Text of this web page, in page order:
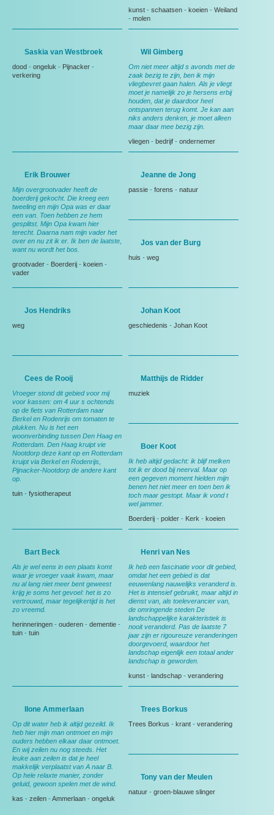
kunst - schaatsen - koeien - Weiland
- molen
Saskia van Westbroek
dood - ongeluk - Pijnacker -
verkering
Wil Gimberg
Om niet meer altijd s avonds met de
zaak bezig te zijn, ben ik mijn
vliegbevret gaan halen. Als je vliegt
moet je namelijk zo je hersens erbij
houden, dat je daardoor heel
ontspannen terug komt. Je kan aan
niks anders denken, je moet alleen
maar daar mee bezig zijn.
vliegen - bedrijf - ondernemer
Erik Brouwer
Mijn overgrootvader heeft de
boerderij gekocht. Die kreeg een
tweeling en mijn Opa was er daar
een van. Toen hebben ze hem
gesplitst. Mijn Opa kwam hier
terecht. Daarna nam mijn vader het
over en nu zit ik er. Ik ben de laatste,
want nu wordt het bos.
grootvader - Boerderij - koeien -
vader
Jeanne de Jong
passie - forens - natuur
Jos van der Burg
huis - weg
Jos Hendriks
weg
Johan Koot
geschiedenis - Johan Koot
Cees de Rooij
Vroeger stond dit gebied voor mij
voor kassen: om 4 uur s ochtends
op de fiets van Rotterdam naar
Berkel en Rodenrijs om tomaten te
plukken. Nu is het een
woonverbinding tussen Den Haag en
Rotterdam. Den Haag kruipt vie
Nootdorp deze kant op en Rotterdam
kruipt via Berkel en Rodenrijs,
Pijnacker-Nootdorp de andere kant
op.
tuin - fysiotherapeut
Matthijs de Ridder
muziek
Boer Koot
Ik heb altijd gedacht: ik blijf melken
tot ik er dood bij neerval. Maar op
een gegeven moment hielden mijn
benen het niet meer en toen ben ik
toch maar gestopt. Maar ik vond t
wel jammer.
Boerderij - polder - Kerk - koeien
Bart Beck
Als je wel eens in een plaats komt
waar je vroeger vaak kwam, maar
nu al lang niet meer bent geweest
krijg je soms het gevoel: het is zo
vertrouwd, maar tegelijkertijd is het
zo vreemd.
herinneringen - ouderen - dementie -
tuin - tuin
Henri van Nes
Ik heb een fascinatie voor dit gebied,
omdat het een gebied is dat
eeuwenlang nauwelijks veranderd is.
Het is intensief gebruikt, maar altijd in
dienst van, als toeleverancier van,
de omringende steden De
landschappelijke karakteristiek is
nooit veranderd. Pas de laatste 7
jaar zijn er rigoureuze veranderingen
doorgevoerd, waardoor het
landschap eigenlijk een totaal ander
landschap is geworden.
kunst - landschap - verandering
Ilone Ammerlaan
Op dit water heb ik altijd gezeild. Ik
heb hier mijn man ontmoet en mijn
ouders hebben elkaar daar ontmoet.
En wij zeilen nu nog steeds. Het
leuke aan zeilen is dat je heel
makkelijk verplaatst van A naar B.
Op hele relaxte manier, zonder
geluid, gewoon spelen met de wind.
kas - zeilen - Ammerlaan - ongeluk
Trees Borkus
Trees Borkus - krant - verandering
Tony van der Meulen
natuur - groen-blauwe slinger